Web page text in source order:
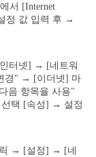
서 [Internet
정 값 입력 후 →
터넷] → [네트워
경" → [이더넷] 마
음 항목을 사용"
선택 [속성] → 설정
릭 → [설정] → [네